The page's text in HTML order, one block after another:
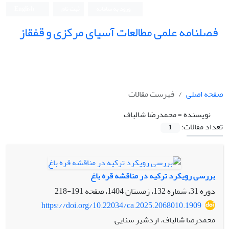
فصلنامه علمی مطالعات آسیای مرکزی و قفقاز
صفحه اصلی
فهرست مقالات
نویسنده =محمدرضا شالباف
تعداد مقالات:
1
بررسی رویکرد ترکیه در مناقشه قره باغ
دوره 31، شماره 132، زمستان 1404، صفحه
191-218
https://doi.org/10.22034/ca.2025.2068010.1909
محمدرضا شالباف، اردشیر سنایی